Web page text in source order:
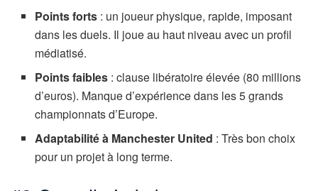
Points forts : un joueur physique, rapide, imposant
dans les duels. Il joue au haut niveau avec un profil
médiatisé.
Points faibles : clause libératoire élevée (80 millions
d’euros). Manque d’expérience dans les 5 grands
championnats d’Europe.
Adaptabilité à Manchester United : Très bon choix
pour un projet à long terme.